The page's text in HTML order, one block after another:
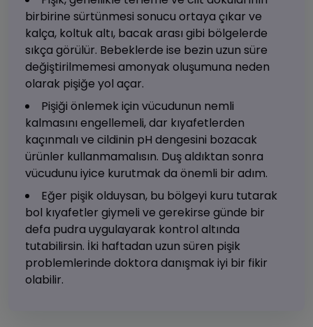
birbirine sürtünmesi sonucu ortaya çıkar ve
kalça, koltuk altı, bacak arası gibi bölgelerde
sıkça görülür. Bebeklerde ise bezin uzun süre
değiştirilmemesi amonyak oluşumuna neden
olarak pişiğe yol açar.
Pişiği önlemek için vücudunun nemli
kalmasını engellemeli, dar kıyafetlerden
kaçınmalı ve cildinin pH dengesini bozacak
ürünler kullanmamalısın. Duş aldıktan sonra
vücudunu iyice kurutmak da önemli bir adım.
Eğer pişik olduysan, bu bölgeyi kuru tutarak
bol kıyafetler giymeli ve gerekirse günde bir
defa pudra uygulayarak kontrol altında
tutabilirsin. İki haftadan uzun süren pişik
problemlerinde doktora danışmak iyi bir fikir
olabilir.